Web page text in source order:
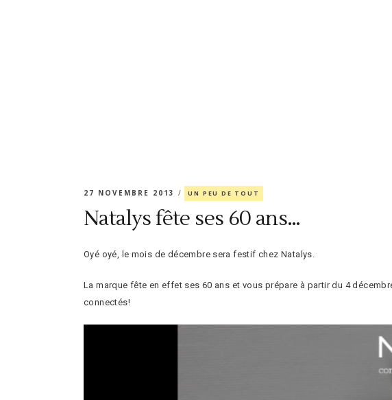
27 NOVEMBRE 2013 UN PEU DE TOUT
Natalys fête ses 60 ans…
Oyé oyé, le mois de décembre sera festif chez Natalys.
La marque fête en effet ses 60 ans et vous prépare à partir du 4
connectés!